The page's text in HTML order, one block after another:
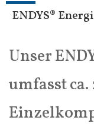
ENDYS®
Unser
umfasst ca.